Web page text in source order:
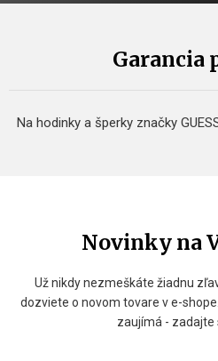
Garancia
Na hodinky a šperky značky
Novinky na
Už nikdy nezmeškáte žiadnu
dozviete o novom tovare v e-
zaujímá - zadajte